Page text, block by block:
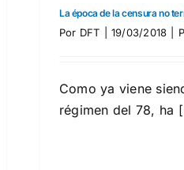
La época de la censura no
Por DFT 19/03/2018
Como ya viene
régimen del 78, ha